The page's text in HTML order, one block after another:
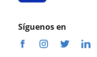
Síguenos en